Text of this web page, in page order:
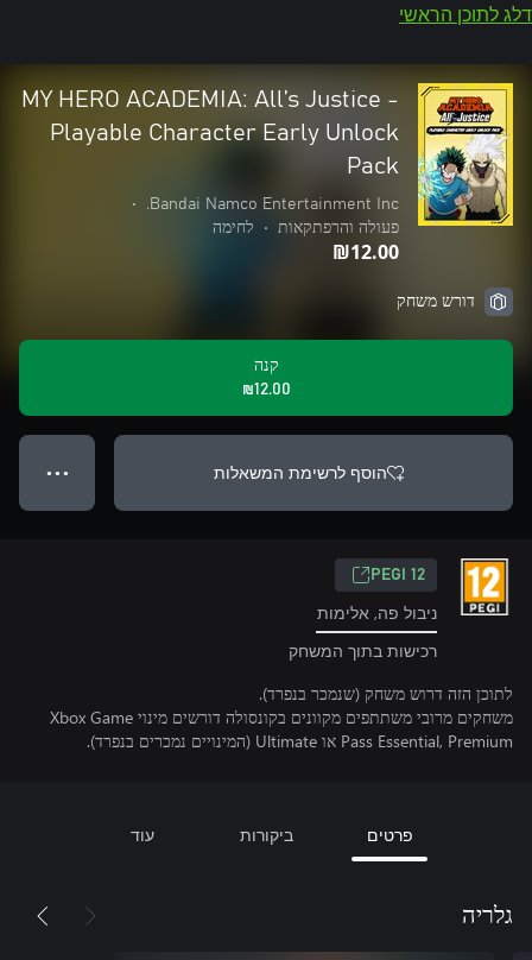
דלג לתוכן הראשי
MY HERO ACADEMIA: All’s Justice -
Playable Character Early Unlock
Pack
Bandai Namco Entertainment Inc.
•
פעולה והרפתקאות
• לחימה
‪₪‎12.00‬
דורש משחק
קנה
‪₪‎12.00‬
הוסף לרשימת המשאלות ● ● ●
‎PEGI 12‎
ניבול פה, אלימות
רכישות בתוך המשחק
לתוכן הזה דרוש משחק (שנמכר בנפרד).
משחקים מרובי משתתפים מקוונים בקונסולה דורשים מינוי Xbox Game
Pass Essential, Premium או Ultimate (המינויים נמכרים בנפרד).
פרטים ביקורות עוד
גלריה